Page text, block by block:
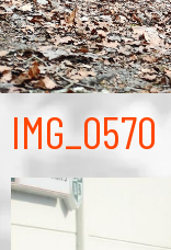
IMG_0570